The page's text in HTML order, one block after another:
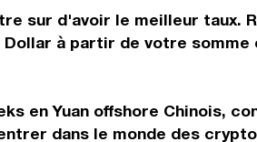
sur d'avoir le meilleur taux.
à partir de votre
en Yuan offshore Chinois,
dans le monde des